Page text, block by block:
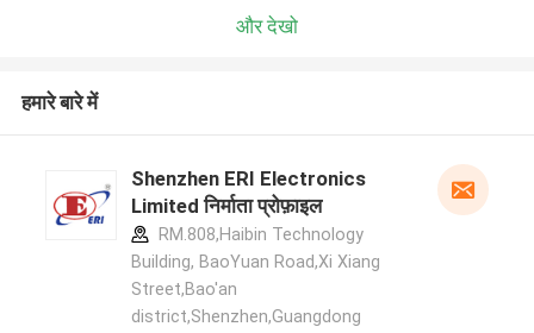
और देखो
हमारे बारे में
Shenzhen ERI Electronics
Limited निर्माता प्रोफ़ाइल
RM.808,Haibin Technology
Building, BaoYuan Road,Xi Xiang
Street,Bao'an
district,Shenzhen,Guangdong